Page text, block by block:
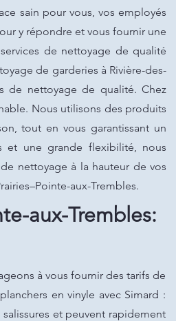
sain pour vous, vos employés
y répondre et vous fournir une
de nettoyage de qualité
de garderies à Rivière-des-
de nettoyage de qualité. Chez
Nous utilisons des produits
tout en vous garantissant un
et une grande flexibilité, nous
nettoyage à la hauteur de vos
aux-Trembles.
aux-Trembles:
à vous fournir des tarifs de
en vinyle avec Simard :
et peuvent rapidement